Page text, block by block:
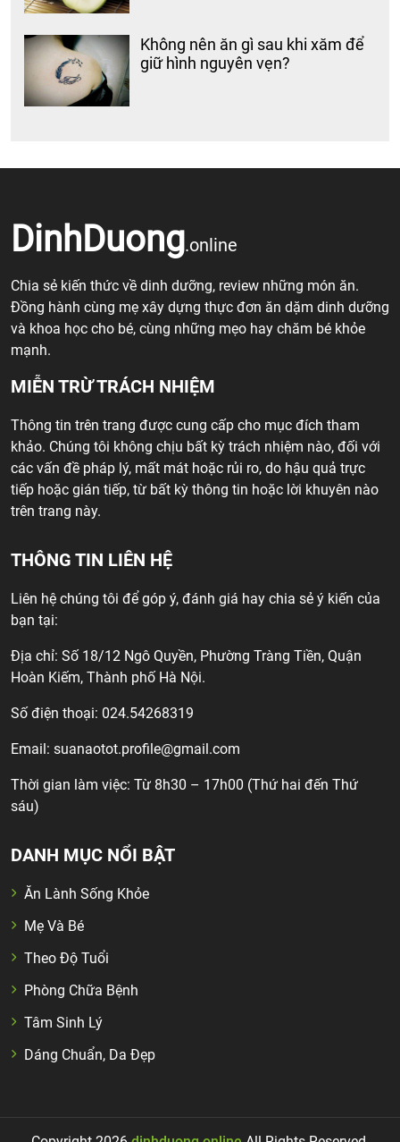
Không nên ăn gì sau khi xăm để
giữ hình nguyên vẹn?
DinhDuong.online
Chia sẻ kiến thức về dinh dưỡng, review những món ăn.
Đồng hành cùng mẹ xây dựng thực đơn ăn dặm dinh dưỡng
và khoa học cho bé, cùng những mẹo hay chăm bé khỏe
mạnh.
MIỄN TRỪ TRÁCH NHIỆM
Thông tin trên trang được cung cấp cho mục đích tham
khảo. Chúng tôi không chịu bất kỳ trách nhiệm nào, đối với
các vấn đề pháp lý, mất mát hoặc rủi ro, do hậu quả trực
tiếp hoặc gián tiếp, từ bất kỳ thông tin hoặc lời khuyên nào
trên trang này.
THÔNG TIN LIÊN HỆ
Liên hệ chúng tôi để góp ý, đánh giá hay chia sẻ ý kiến của
bạn tại:
Địa chỉ: Số 18/12 Ngô Quyền, Phường Tràng Tiền, Quận
Hoàn Kiếm, Thành phố Hà Nội.
Số điện thoại: 024.54268319
Email: suanaotot.profile@gmail.com
Thời gian làm việc: Từ 8h30 – 17h00 (Thứ hai đến Thứ
sáu)
DANH MỤC NỔI BẬT
Ăn Lành Sống Khỏe
Mẹ Và Bé
Theo Độ Tuổi
Phòng Chữa Bệnh
Tâm Sinh Lý
Dáng Chuẩn, Da Đẹp